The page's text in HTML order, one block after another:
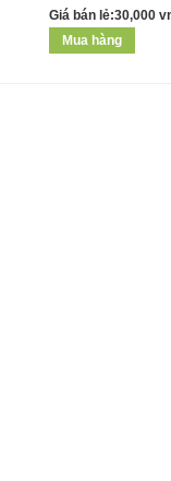
Giá bán lẻ:30,000